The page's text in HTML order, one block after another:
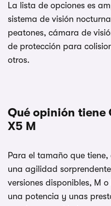
La lista de opciones es
sistema de visión
peatones, cámara de
de protección para
otros.
Qué opinión tiene
X5 M
Para el tamaño que tiene,
una agilidad
versiones disponibles, M
una potencia y unas